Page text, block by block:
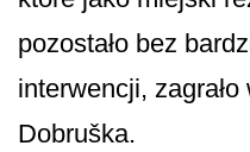
pozostało bez
interwencji,
Dobruška.